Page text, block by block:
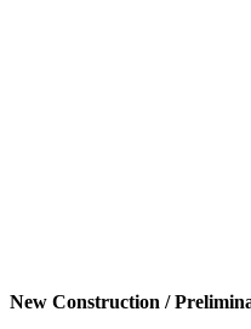
New Construction /